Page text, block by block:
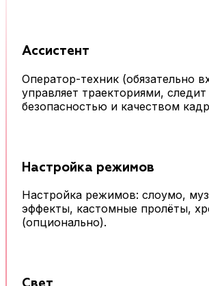
Ассистент
Оператор-техник (обязательно
управляет траекториями, следит
безопасностью и качеством
Настройка режимов
Настройка режимов: слоумо,
эффекты, кастомные пролёты,
(опционально).